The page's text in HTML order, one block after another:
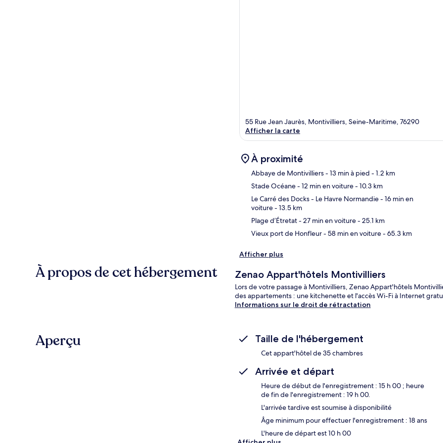
55 Rue Jean Jaurès, Montivilliers, Seine-Maritime, 76290
Afficher la carte
À proximité
Abbaye de Montivilliers- 13 min à pied - 1.2 km
Stade Océane- 12 min en voiture- 10.3 km
Le Carré des Docks - Le Havre Normandie- 16 min en
voiture- 13.5 km
Plage d’Étretat- 27 min en voiture- 25.1 km
Vieux port de Honfleur- 58 min en voiture- 65.3 km
Afficher plus
À propos de cet hébergement Zenao Appart'hôtels Montivilliers
Lors de votre passage à Montivilliers, Zenao Appart'hôtels
des appartements : une kitchenette et l'accès Wi-Fi à Internet
Informations sur le droit de rétractation
Aperçu Taille de l'hébergement
Cet appart'hôtel de 35 chambres
Arrivée et départ
Heure de début de l'enregistrement : 15 h 00 ; heure
de fin de l'enregistrement : 19 h 00.
L'arrivée tardive est soumise à disponibilité
Âge minimum pour effectuer l'enregistrement : 18 ans
L'heure de départ est 10 h 00